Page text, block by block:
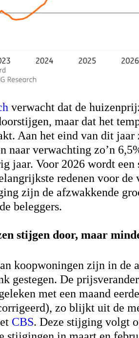
verwacht dat de
maar dat het
Aan het eind van dit jaar
naar verwachting zo’n
jaar. Voor 2026 wordt
redenen voor de
zijn de afzwakkende
beleggers.
stijgen door, maar
koopwoningen zijn in de
gestegen. De
met een maand
zo blijkt uit de
CBS. Deze stijging volgt